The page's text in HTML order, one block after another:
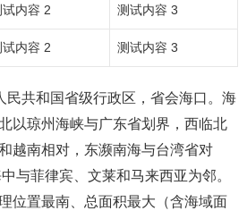
试内容 2 测试内容 3
试内容 2 测试内容 3
民共和国省级行政区，省会海口。海
以琼州海峡与广东省划界，西临北
越南相对，东濒南海与台湾省对
与菲律宾、文莱和马来西亚为邻。
位置最南、总面积最大（含海域面